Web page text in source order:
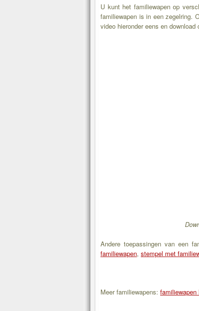
U kunt het familiewapen op
familiewapen is in een zegelring.
video hieronder eens en
Andere toepassingen van een
familiewapen, stempel met
Meer familiewapens: familiewapen